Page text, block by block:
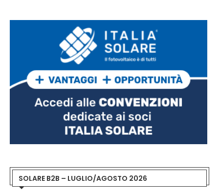
SOLARE B2B – LUGLIO/AGOSTO 2026